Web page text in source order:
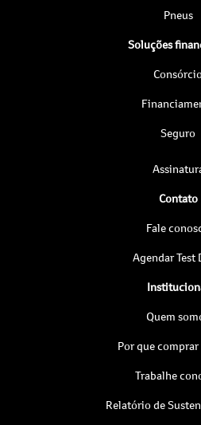
Pneus
Soluções
Seguro
Contato
Fale
Agendar Test
Quem
Por que comprar
Trabalhe
Relatório de